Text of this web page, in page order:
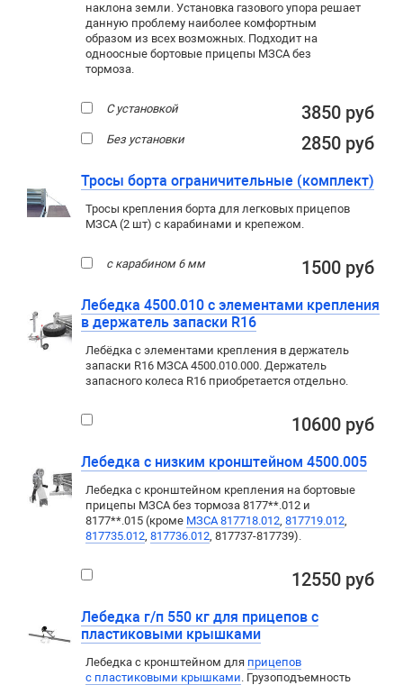
наклона земли. Установка газового упора решает
данную проблему наиболее комфортным
образом из всех возможных. Подходит на
одноосные бортовые прицепы МЗСА без
тормоза.
С установкой 3850 руб
Без установки 2850 руб
Тросы борта ограничительные (комплект)
Тросы крепления борта для легковых прицепов
МЗСА (2 шт) с карабинами и крепежом.
с карабином 6 мм 1500 руб
Лебедка 4500.010 с элементами крепления
в держатель запаски R16
Лебёдка с элементами крепления в держатель
запаски R16 МЗСА 4500.010.000. Держатель
запасного колеса R16 приобретается отдельно.
10600 руб
Лебедка с низким кронштейном 4500.005
Лебедка с кронштейном крепления на бортовые
прицепы МЗСА без тормоза 8177**.012 и
8177**.015 (кроме МЗСА 817718.012, 817719.012,
817735.012, 817736.012, 817737-817739).
12550 руб
Лебедка г/п 550 кг для прицепов с
пластиковыми крышками
Лебедка c кронштейном для прицепов
с пластиковыми крышками. Грузоподъемность